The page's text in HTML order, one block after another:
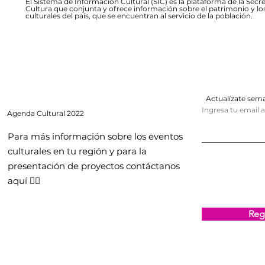
Cultura que conjunta y ofrece información sobre el patrimonio y
culturales del país, que se encuentran al servicio de la población.
Agenda Cultural 2022
Para más información sobre los eventos
culturales en tu región y para la
presentación de proyectos contáctanos
aquí 👇🏻
Actualízate
Ingresa tu email